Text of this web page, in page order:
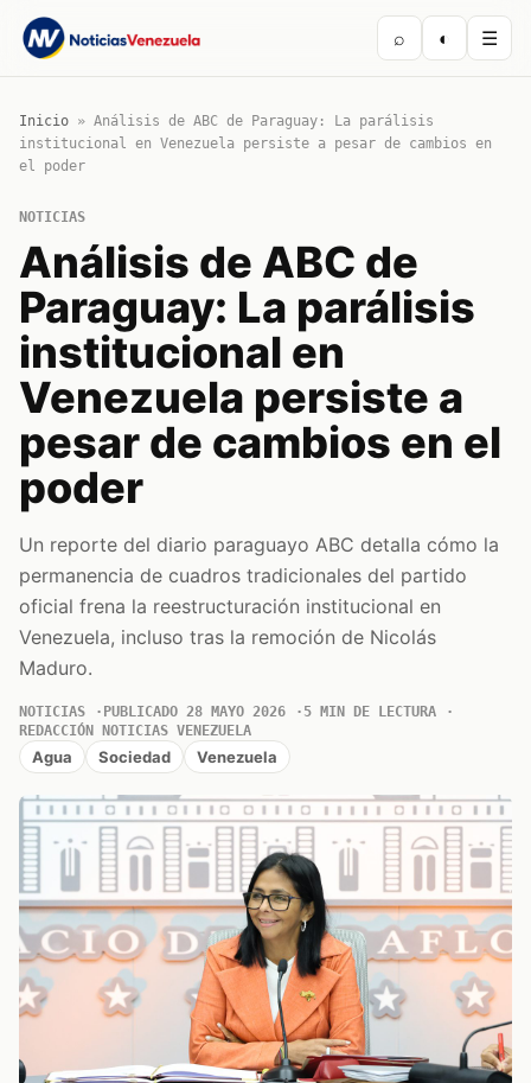
⌕ ◐ ☰
Inicio » Análisis de ABC de Paraguay: La parálisis
institucional en Venezuela persiste a pesar de cambios en
el poder
NOTICIAS
Análisis de ABC de
Paraguay: La parálisis
institucional en
Venezuela persiste a
pesar de cambios en el
poder
Un reporte del diario paraguayo ABC detalla cómo la
permanencia de cuadros tradicionales del partido
oficial frena la reestructuración institucional en
Venezuela, incluso tras la remoción de Nicolás
Maduro.
NOTICIAS PUBLICADO 28 MAYO 2026
5 MIN DE LECTURA
REDACCIÓN NOTICIAS VENEZUELA
Agua Sociedad Venezuela